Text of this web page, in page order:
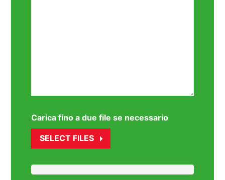
Carica fino a due file se necessario
SELECT FILES